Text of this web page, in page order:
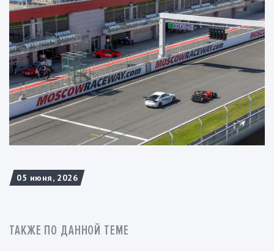
05 июня, 2026
ТАКЖЕ ПО ДАННОЙ ТЕМЕ